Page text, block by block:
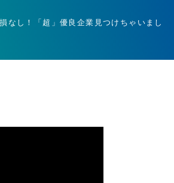
なし！「超」優良企業見つけちゃいまし